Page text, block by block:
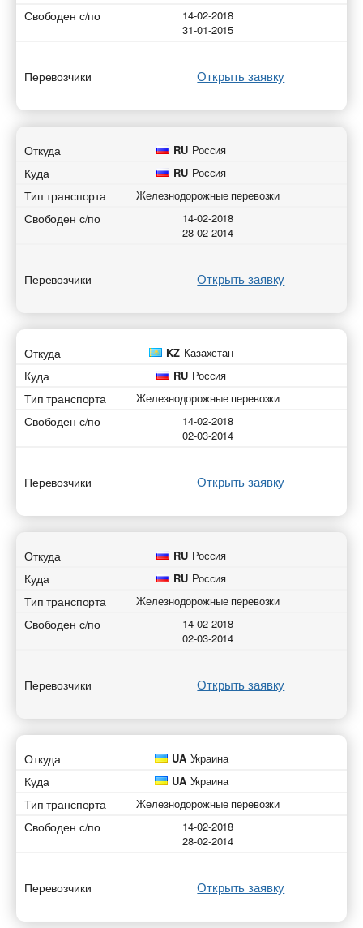
Свободен с/по
14-02-2018
31-01-2015
Перевозчики Открыть заявку
Откуда RU Россия
Куда RU Россия
Тип транспорта Железнодорожные перевозки
Свободен с/по
14-02-2018
28-02-2014
Перевозчики Открыть заявку
Откуда KZ Казахстан
Куда RU Россия
Тип транспорта Железнодорожные перевозки
Свободен с/по
14-02-2018
02-03-2014
Перевозчики Открыть заявку
Откуда RU Россия
Куда RU Россия
Тип транспорта Железнодорожные перевозки
Свободен с/по
14-02-2018
02-03-2014
Перевозчики Открыть заявку
Откуда UA Украина
Куда UA Украина
Тип транспорта Железнодорожные перевозки
Свободен с/по
14-02-2018
28-02-2014
Перевозчики Открыть заявку